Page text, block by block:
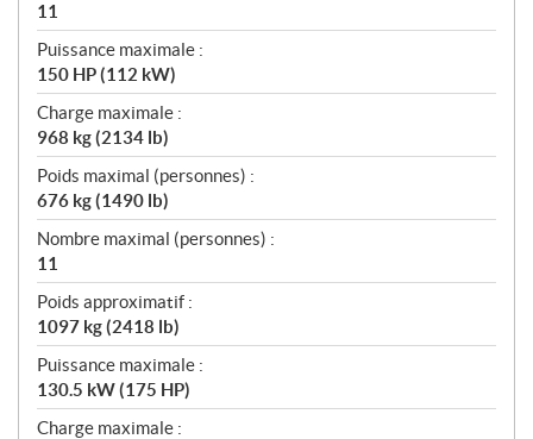
11
Puissance maximale :
150 HP (112 kW)
Charge maximale :
968 kg (2134 lb)
Poids maximal (personnes) :
676 kg (1490 lb)
Nombre maximal (personnes) :
11
Poids approximatif :
1097 kg (2418 lb)
Puissance maximale :
130.5 kW (175 HP)
Charge maximale :